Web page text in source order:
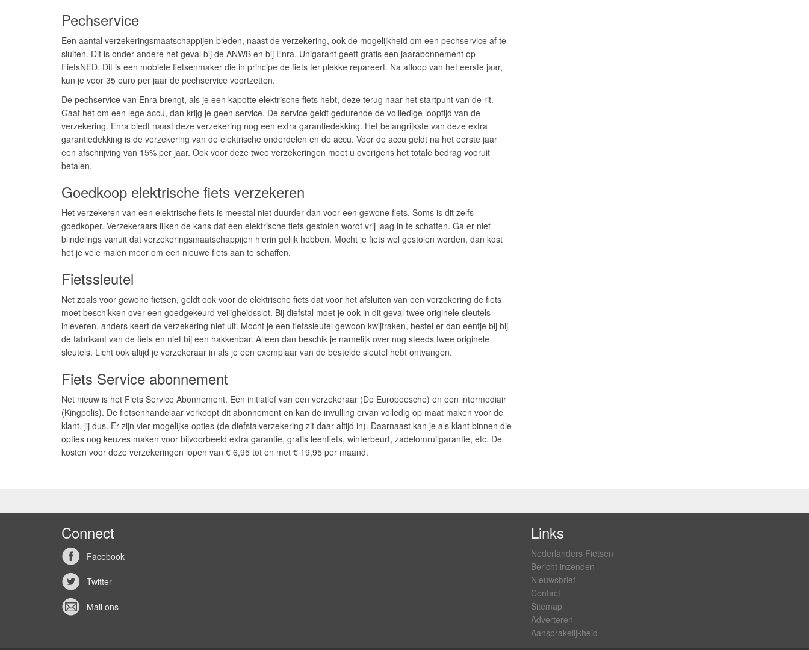
Pechservice
Een aantal verzekeringsmaatschappijen bieden, naast de verzekering, ook de mogelijkheid om een pechservice af te
sluiten. Dit is onder andere het geval bij de ANWB en bij Enra. Unigarant geeft gratis een jaarabonnement op
FietsNED. Dit is een mobiele fietsenmaker die in principe de fiets ter plekke repareert. Na afloop van het eerste jaar,
kun je voor 35 euro per jaar de pechservice voortzetten.
De pechservice van Enra brengt, als je een kapotte elektrische fiets hebt, deze terug naar het startpunt van de rit.
Gaat het om een lege accu, dan krijg je geen service. De service geldt gedurende de vollledige looptijd van de
verzekering. Enra biedt naast deze verzekering nog een extra garantiedekking. Het belangrijkste van deze extra
garantiedekking is de verzekering van de elektrische onderdelen en de accu. Voor de accu geldt na het eerste jaar
een afschrijving van 15% per jaar. Ook voor deze twee verzekeringen moet u overigens het totale bedrag vooruit
betalen.
Goedkoop elektrische fiets verzekeren
Het verzekeren van een elektrische fiets is meestal niet duurder dan voor een gewone fiets. Soms is dit zelfs
goedkoper. Verzekeraars lijken de kans dat een elektrische fiets gestolen wordt vrij laag in te schatten. Ga er niet
blindelings vanuit dat verzekeringsmaatschappijen hierin gelijk hebben. Mocht je fiets wel gestolen worden, dan kost
het je vele malen meer om een nieuwe fiets aan te schaffen.
Fietssleutel
Net zoals voor gewone fietsen, geldt ook voor de elektrische fiets dat voor het afsluiten van een verzekering de fiets
moet beschikken over een goedgekeurd veiligheidsslot. Bij diefstal moet je ook in dit geval twee originele sleutels
inleveren, anders keert de verzekering niet uit. Mocht je een fietssleutel gewoon kwijtraken, bestel er dan eentje bij bij
de fabrikant van de fiets en niet bij een hakkenbar. Alleen dan beschik je namelijk over nog steeds twee originele
sleutels. Licht ook altijd je verzekeraar in als je een exemplaar van de bestelde sleutel hebt ontvangen.
Fiets Service abonnement
Net nieuw is het Fiets Service Abonnement. Een initiatief van een verzekeraar (De Europeesche) en een intermediair
(Kingpolis). De fietsenhandelaar verkoopt dit abonnement en kan de invulling ervan volledig op maat maken voor de
klant, jij dus. Er zijn vier mogelijke opties (de diefstalverzekering zit daar altijd in). Daarnaast kan je als klant binnen die
opties nog keuzes maken voor bijvoorbeeld extra garantie, gratis leenfiets, winterbeurt, zadelomruilgarantie, etc. De
kosten voor deze verzekeringen lopen van € 6,95 tot en met € 19,95 per maand.
Connect
Facebook
Twitter
Mail ons
Links
Nederlanders Fietsen
Bericht inzenden
Nieuwsbrief
Contact
Sitemap
Adverteren
Aansprakelijkheid